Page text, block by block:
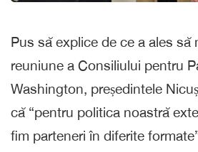
Pus să explice de ce a ales să
reuniune a Consiliului pentru
Washington, președintele
că “pentru politica noastră
fim parteneri în diferite